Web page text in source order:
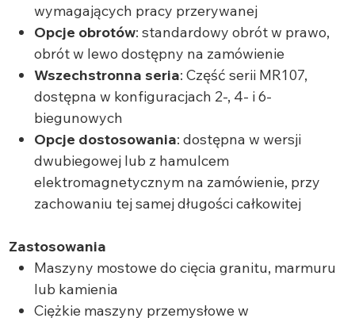
wymagających pracy przerywanej
Opcje obrotów: standardowy obrót w prawo,
obrót w lewo dostępny na zamówienie
Wszechstronna seria: Część serii MR107,
dostępna w konfiguracjach 2-, 4- i 6-
biegunowych
Opcje dostosowania: dostępna w wersji
dwubiegowej lub z hamulcem
elektromagnetycznym na zamówienie, przy
zachowaniu tej samej długości całkowitej
Zastosowania
Maszyny mostowe do cięcia granitu, marmuru
lub kamienia
Ciężkie maszyny przemysłowe w